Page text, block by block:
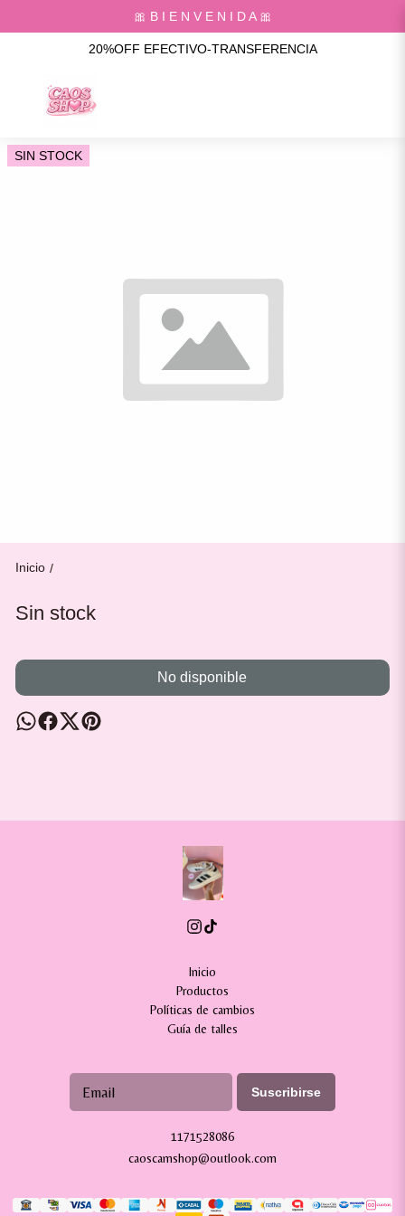
🎀 B I E N V E N I D A 🎀
20%OFF EFECTIVO-TRANSFERENCIA
SIN STOCK
Inicio /
Sin stock
No disponible
Inicio
Productos
Políticas de cambios
Guía de talles
Suscribirse
1171528086
caoscamshop@outlook.com